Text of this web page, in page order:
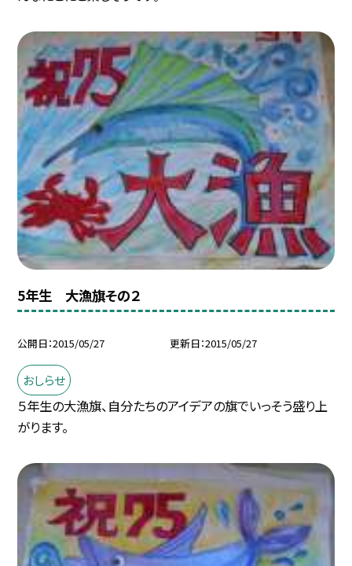
5年生 大漁旗その２
公開日 2015/05/27 更新日 2015/05/27
おしらせ
５年生の大漁旗、自分たちのアイデアの旗でいっそう盛り上
がります。